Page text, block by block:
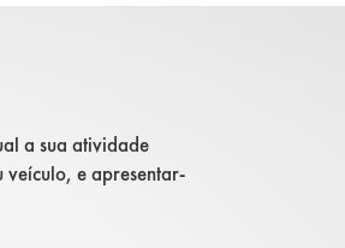
a sua atividade
veículo, e apresentar-